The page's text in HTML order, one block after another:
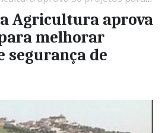
Agricultura aprova
melhorar
segurança de